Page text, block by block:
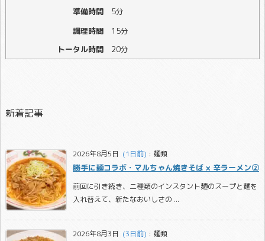
準備時間
5分
調理時間
15分
トータル時間
20分
新着記事
2026年8月5日
  (1日前)
: 麺類
勝手に麺コラボ・マルちゃん焼きそば × 辛ラーメン②
前回に引き続き、二種類のインスタント麺のスープと麺を
入れ替えて、新たなおいしさの ...
2026年8月3日
  (3日前)
: 麺類